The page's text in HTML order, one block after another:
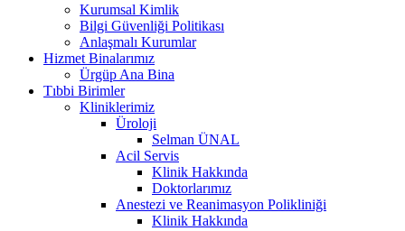
Kurumsal Kimlik
Bilgi Güvenliği Politikası
Anlaşmalı Kurumlar
Hizmet Binalarımız
Ürgüp Ana Bina
Tıbbi Birimler
Kliniklerimiz
Üroloji
Selman ÜNAL
Acil Servis
Klinik Hakkında
Doktorlarımız
Anestezi ve Reanimasyon Polikliniği
Klinik Hakkında